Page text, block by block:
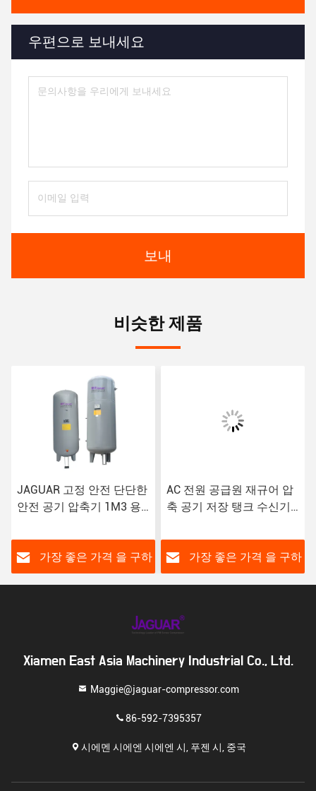
우편으로 보내세요
보내
비슷한 제품
AC 전원 공급원 재규어 압
축 공기 저장 탱크 수신기
가장 좋은 가격 을 구하
다재다능 JAGUAR 공기 수
신기 탱크 1m3/8bar
가장 좋은 가격 을 구하
Xiamen East Asia Machinery Industrial Co., Ltd.
Maggie@jaguar-compressor.com
86-592-7395357
시에멘 시에엔 시에엔 시, 푸젠 시, 중국